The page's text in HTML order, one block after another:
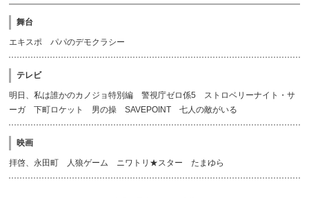
舞台
エキスポ パパのデモクラシー
テレビ
明日、私は誰かのカノジョ特別編 警視庁ゼロ係5 ストロベリーナイト・サ
ーガ 下町ロケット 男の操 SAVEPOINT 七人の敵がいる
映画
拝啓、永田町 人狼ゲーム ニワトリ★スター たまゆら